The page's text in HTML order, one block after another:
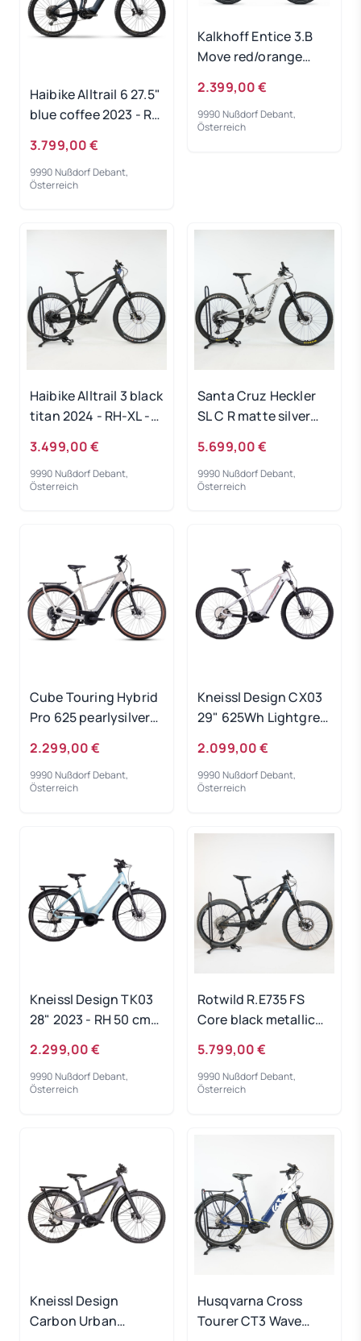
Haibike Alltrail 6 27.5"
blue coffee 2023 - RH
Ausstellungsrad
3.799,00 €
9990 Nußdorf Debant,
Österreich
Kalkhoff Entice 3.B
Move red/orange
cm Gebrauchtrad
2.399,00 €
9990 Nußdorf Debant,
Österreich
Haibike Alltrail 3 black
titan 2024 - RH-XL -
3.499,00 €
9990 Nußdorf Debant,
Österreich
Santa Cruz Heckler
SL C R matte silver
5.699,00 €
9990 Nußdorf Debant,
Österreich
Cube Touring Hybrid
Pro 625 pearlysilver
50 cm -
Ausstellungsrad
2.299,00 €
9990 Nußdorf Debant,
Österreich
Kneissl Design CX03
29" 625Wh Lightgrey
Ausstellungsrad
2.099,00 €
9990 Nußdorf Debant,
Österreich
Kneissl Design TK03
28" 2023 - RH 50 cm
2.299,00 €
9990 Nußdorf Debant,
Österreich
Rotwild R.E735 FS
Core black metallic
Gebrauchtrad
5.799,00 €
9990 Nußdorf Debant,
Österreich
Kneissl Design
Carbon Urban
Husqvarna Cross
Tourer CT3 Wave